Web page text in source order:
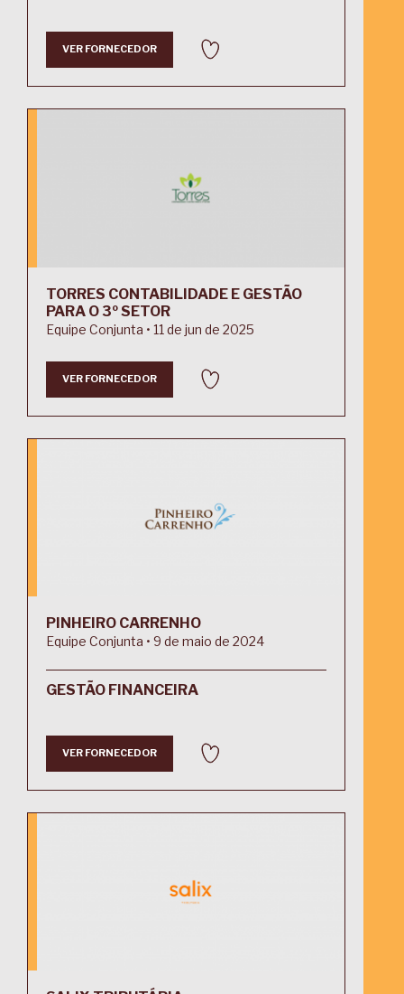
VER FORNECEDOR
TORRES CONTABILIDADE E GESTÃO
PARA O 3º SETOR
Equipe Conjunta • 11 de jun de 2025
VER FORNECEDOR
PINHEIRO CARRENHO
Equipe Conjunta • 9 de maio de 2024
GESTÃO FINANCEIRA
VER FORNECEDOR